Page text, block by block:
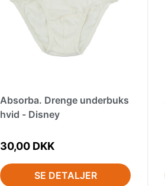
Absorba. Drenge underbuks
hvid - Disney
30,00 DKK
SE DETALJER